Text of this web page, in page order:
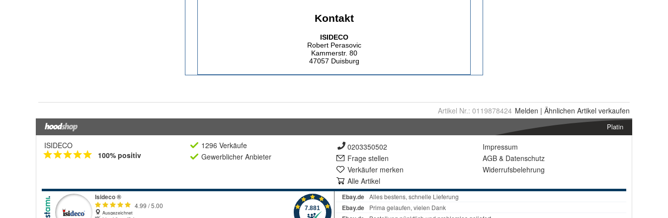
Artikel Nr.: 0119878424 Melden | Ähnlichen Artikel verkaufen
Platin
ISIDECO
100% positiv
1296 Verkäufe
Gewerblicher Anbieter
0203350502
Frage stellen
Verkäufer merken
Alle Artikel
Impressum
AGB & Datenschutz
Widerrufsbelehrung